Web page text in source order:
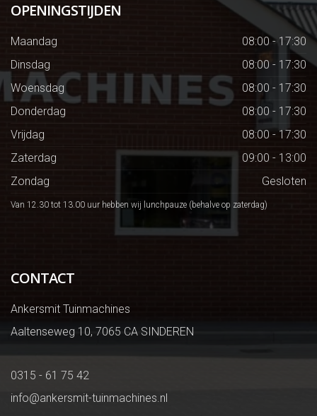
OPENINGSTIJDEN
Maandag
08:00 - 17:30
Dinsdag
08:00 - 17:30
Woensdag
08:00 - 17:30
Donderdag
08:00 - 17:30
Vrijdag
08:00 - 17:30
Zaterdag
09:00 - 13:00
Zondag
Gesloten
Van 12.30 tot 13.00 uur hebben wij lunchpauze (behalve op zaterdag)
CONTACT
Ankersmit Tuinmachines
Aaltenseweg 10, 7065 CA SINDEREN
0315 - 61 75 42
info@ankersmit-tuinmachines.nl